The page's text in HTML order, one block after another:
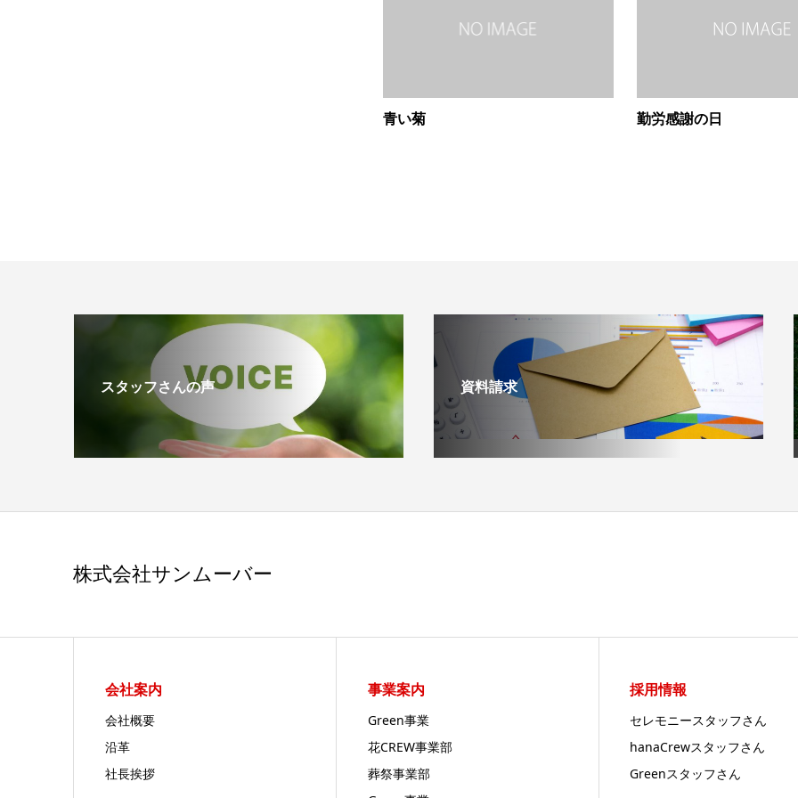
青い菊 勤労感謝の日
スタッフさんの声 資料請求
株式会社サンムーバー
会社案内
会社概要
沿革
社長挨拶
事業案内
Green事業
花CREW事業部
葬祭事業部
採用情報
セレモニースタッフさん
hanaCrewスタッフさん
Greenスタッフさん